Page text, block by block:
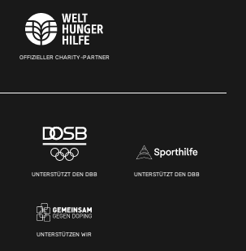
OFFIZIELLER CHARITY-PARTNER
UNTERSTÜTZT DEN DBB UNTERSTÜTZT DEN DBB
UNTERSTÜTZEN WIR